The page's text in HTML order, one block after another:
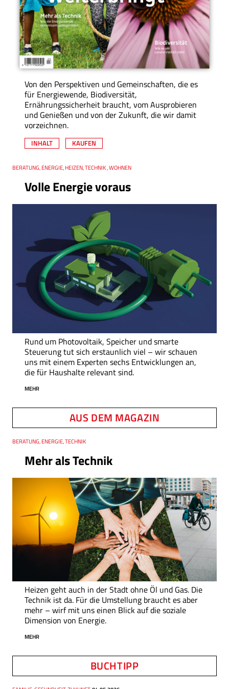
Von den Perspektiven und Gemeinschaften, die es
für Energiewende, Biodiversität,
Ernährungssicherheit braucht, vom Ausprobieren
und Genießen und von der Zukunft, die wir damit
vorzeichnen.
INHALT KAUFEN
Volle Energie voraus
Thema
BERATUNG, ENERGIE, HEIZEN, TECHNIK , WOHNEN
Rund um Photovoltaik, Speicher und smarte
Steuerung tut sich erstaunlich viel – wir schauen
uns mit einem Experten sechs Entwicklungen an,
die für Haushalte relevant sind.
MEHR
AUS DEM MAGAZIN
Mehr als Technik
Thema
BERATUNG, ENERGIE, TECHNIK
Heizen geht auch in der Stadt ohne Öl und Gas. Die
Technik ist da. Für die Umstellung braucht es aber
mehr – wirf mit uns einen Blick auf die soziale
Dimension von Energie.
MEHR
BUCHTIPP